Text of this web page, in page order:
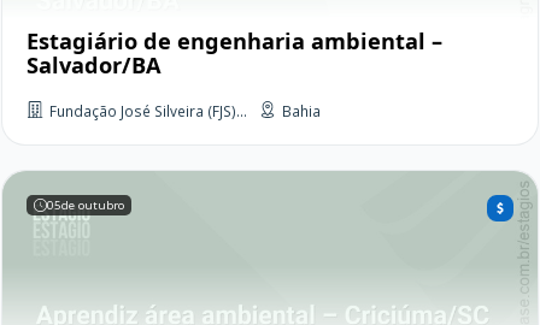
Estagiário de engenharia ambiental –
Salvador/BA
Fundação José Silveira (FJS)... Bahia
05de outubro